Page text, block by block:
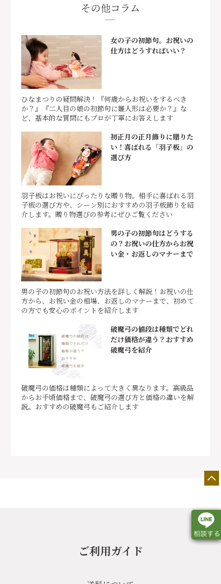
その他コラム
女の子の初節句。お祝いの
仕方はどうすればいい？
ひなまつりの疑問解決！『何歳からお祝いをするべき
か？』『二人目の娘の初節句に雛人形は必要か？』な
ど、基本的な質問にもプロが丁寧にお答えします
初正月の正月飾りに贈りた
い！喜ばれる「羽子板」の
選び方
羽子板はお祝いにぴったりな贈り物。相手に喜ばれる羽
子板の選び方や、シーン別におすすめの羽子板飾りを紹
介します。贈り物選びの参考にぜひご覧ください
男の子の初節句はどうする
の？お祝いの仕方からお祝
い金・お返しのマナーまで
男の子の初節句のお祝い方法を詳しく解説！お祝いの仕
方から、お祝い金の相場、お返しのマナーまで、初めて
の方でも安心のポイントを紹介します
破魔弓の値段は種類でどれ
だけ価格が違う？おすすめ
破魔弓を紹介
破魔弓の価格は種類によって大きく異なります。高級品
からお手頃価格まで、破魔弓の選び方と価格の違いを解
説。おすすめの破魔弓もご紹介します
ご利用ガイド